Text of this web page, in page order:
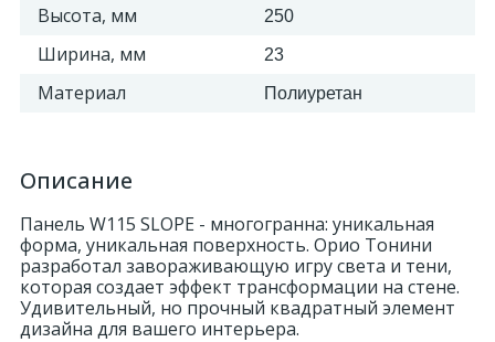
Высота, мм 250
Ширина, мм 23
Материал Полиуретан
Описание
Панель W115 SLOPE - многогранна: уникальная
форма, уникальная поверхность. Орио Тонини
разработал завораживающую игру света и тени,
которая создает эффект трансформации на стене.
Удивительный, но прочный квадратный элемент
дизайна для вашего интерьера.